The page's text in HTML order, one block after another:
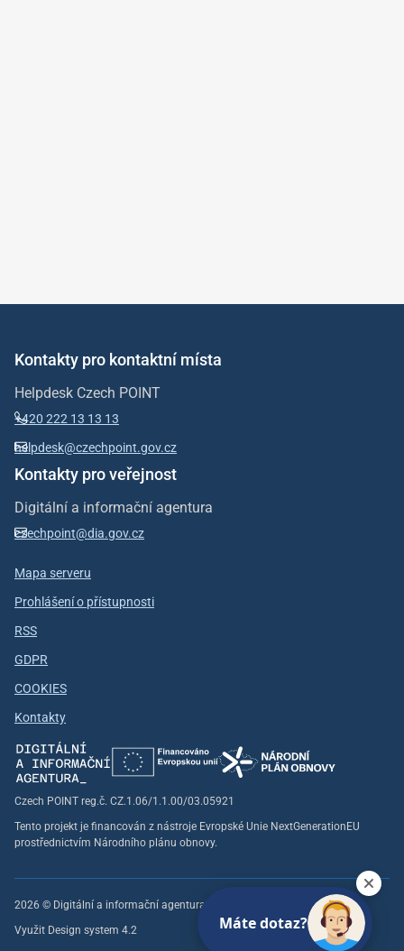
Máte dotaz?
Kontakty pro kontaktní místa
Helpdesk Czech POINT
+420 222 13 13 13
helpdesk@czechpoint.gov.cz
Kontakty pro veřejnost
Digitální a informační agentura
czechpoint@dia.gov.cz
Mapa serveru
Prohlášení o přístupnosti
RSS
GDPR
COOKIES
Kontakty
Czech POINT reg.č. CZ.1.06/1.1.00/03.05921
Tento projekt je financován z nástroje Evropské Unie NextGenerationEU
prostřednictvím Národního plánu obnovy.
2026 © Digitální a informační agentura, všechna práva vyhrazena
Využit Design system 4.2